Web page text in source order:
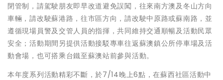
閉管制，請駕駛朋友即早改道避免誤闖，往來南方澳及冬山方向
車輛，請改駛蘇港路，往市區方向，請改駛中原路或蘇南路，並
遵循現場員警及交管人員的指揮，共同維持交通順暢及活動民眾
安全；活動期間另提供活動接駁專車往返蘇澳鎮公所停車場及活
動會場，也可搭乘台鐵至蘇澳站前參與活動。
本年度系列活動精彩不斷，於7/14晚上6點，在蘇西社區活動中